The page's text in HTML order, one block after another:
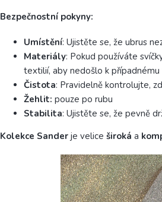
Bezpečnostní pokyny:
Umístění: Ujistěte se, že ubrus
Materiály: Pokud používáte
textilií, aby nedošlo k případnému
Čistota: Pravidelně kontrolujte,
Žehlit: pouze po rubu
Stabilita: Ujistěte se, že pevně
Kolekce Sander je velice široká a